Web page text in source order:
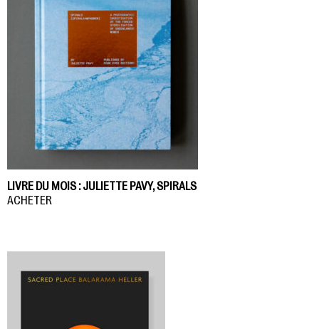
LIVRE DU MOIS : JULIETTE PAVY, SPIRALS
ACHETER